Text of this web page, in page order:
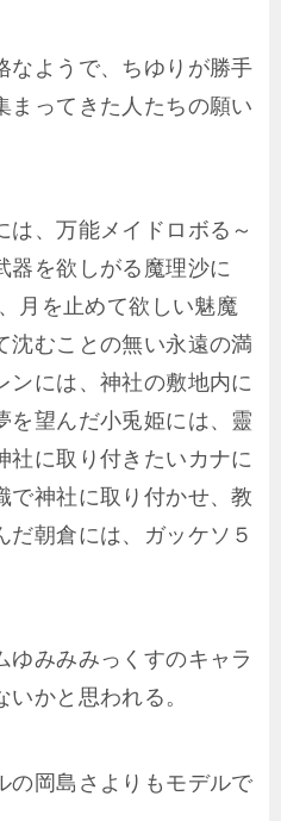
なようで、ちゆりが勝手
ってきた人たちの願い
、万能メイドロボる～
器を欲しがる魔理沙に
月を止めて欲しい魅魔
むことの無い永遠の満
には、神社の敷地内に
望んだ小兎姫には、靈
に取り付きたいカナに
神社に取り付かせ、教
朝倉には、ガッケソ５
みみみっくすのキャラ
かと思われる。
の岡島さよりもモデルで